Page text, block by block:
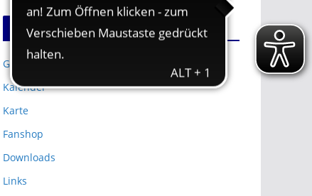
zusätzliches
Galerie
Kalender
Karte
Fanshop
Downloads
Links